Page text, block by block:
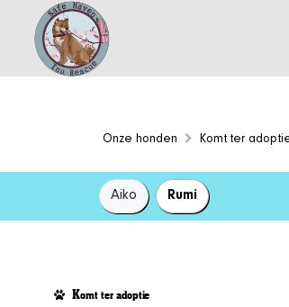
Onze honden Komt ter
Aiko Rumi
Komt ter adoptie